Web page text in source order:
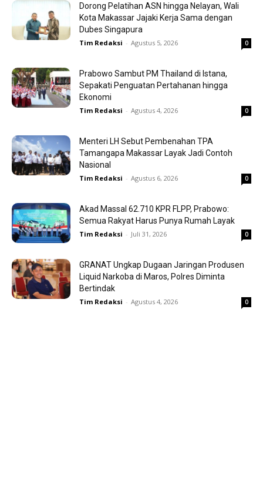
Dorong Pelatihan ASN hingga Nelayan, Wali
Kota Makassar Jajaki Kerja Sama dengan
Dubes Singapura
Tim Redaksi - Agustus 5, 2026 0
Prabowo Sambut PM Thailand di Istana,
Sepakati Penguatan Pertahanan hingga
Ekonomi
Tim Redaksi - Agustus 4, 2026 0
Menteri LH Sebut Pembenahan TPA
Tamangapa Makassar Layak Jadi Contoh
Nasional
Tim Redaksi - Agustus 6, 2026 0
Akad Massal 62.710 KPR FLPP, Prabowo:
Semua Rakyat Harus Punya Rumah Layak
Tim Redaksi - Juli 31, 2026 0
GRANAT Ungkap Dugaan Jaringan Produsen
Liquid Narkoba di Maros, Polres Diminta
Bertindak
Tim Redaksi - Agustus 4, 2026 0